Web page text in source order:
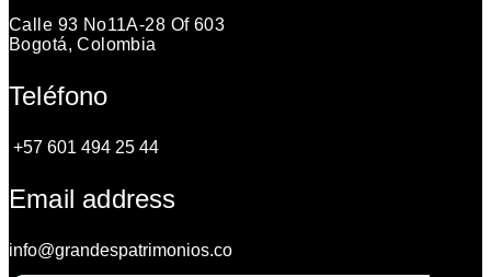
Calle 93 No11A-28 Of 603
Bogotá, Colombia
Teléfono
+57 601 494 25 44
Email address
info@grandespatrimonios.co